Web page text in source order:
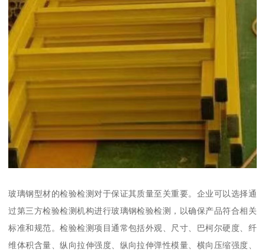
玻璃钢型材的检验检测对于保证其质量至关重要。企业可以选择通
过第三方检验检测机构进行玻璃钢检验检测，以确保产品符合相关
标准和规范。检验检测项目通常包括外观、尺寸、巴柯尔硬度、纤
维体积含量、纵向拉伸强度、纵向拉伸弹性模量、横向压缩强度、